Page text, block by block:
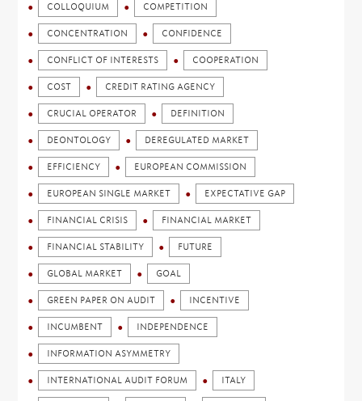
COLLOQUIUM COMPETITION
CONCENTRATION CONFIDENCE
CONFLICT OF INTERESTS COOPERATION
COST CREDIT RATING AGENCY
CRUCIAL OPERATOR DEFINITION
DEONTOLOGY DEREGULATED MARKET
EFFICIENCY EUROPEAN COMMISSION
EUROPEAN SINGLE MARKET EXPECTATIVE GAP
FINANCIAL CRISIS FINANCIAL MARKET
FINANCIAL STABILITY FUTURE
GLOBAL MARKET GOAL
GREEN PAPER ON AUDIT INCENTIVE
INCUMBENT INDEPENDENCE
INFORMATION ASYMMETRY
INTERNATIONAL AUDIT FORUM ITALY